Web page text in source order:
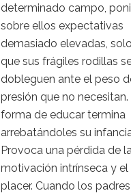
determinado campo,
sobre ellos expectativas
demasiado elevadas,
que sus frágiles rodillas
dobleguen ante el peso
presión que no necesitan.
forma de educar termina
arrebatándoles su
Provoca una pérdida de
motivación intrínseca y el
placer. Cuando los